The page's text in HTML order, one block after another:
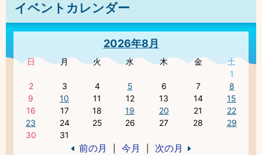
イベントカレンダー
2026年8月
日 月 火 水 木 金
土
1
2
3 4 5 6 7
8
9
10 11 12 13 14
15
16
17 18 19 20 21
22
23
24 25 26 27 28
29
30
31
前の月 今月 次の月